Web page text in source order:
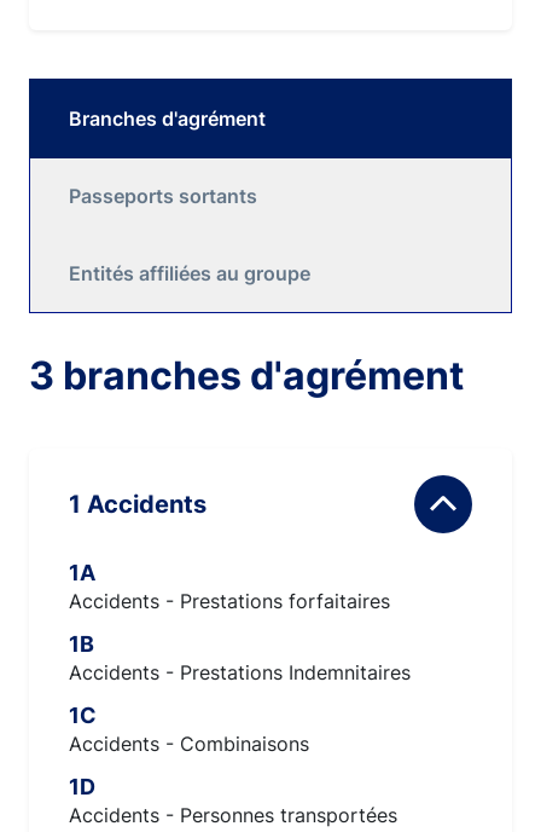
Branches d'agrément
Passeports sortants
Entités affiliées au groupe
3 branches d'agrément
1 Accidents
1A
Accidents - Prestations forfaitaires
1B
Accidents - Prestations Indemnitaires
1C
Accidents - Combinaisons
1D
Accidents - Personnes transportées